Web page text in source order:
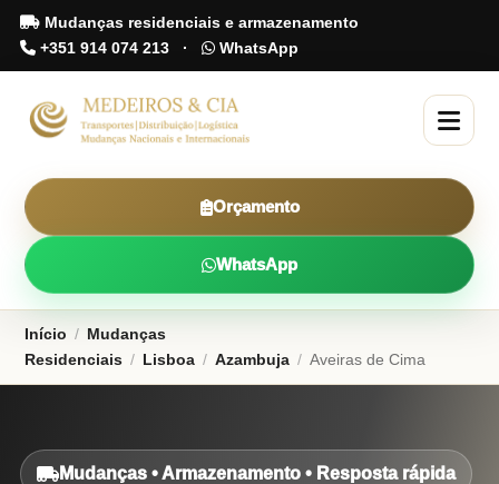
Mudanças residenciais e armazenamento
+351 914 074 213 · WhatsApp
Orçamento
WhatsApp
Início / Mudanças
Residenciais / Lisboa / Azambuja / Aveiras de Cima
Mudanças • Armazenamento • Resposta rápida